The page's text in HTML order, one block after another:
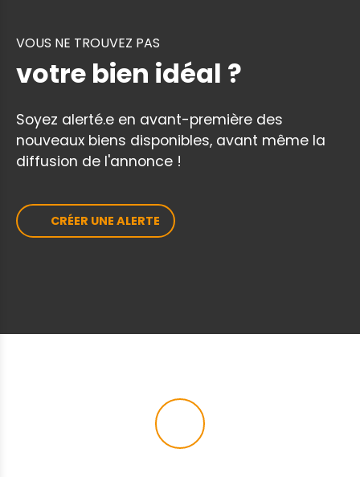
VOUS NE TROUVEZ PAS
votre bien idéal ?
Soyez alerté.e en avant-première des
nouveaux biens disponibles, avant même la
diffusion de l'annonce !
CRÉER UNE ALERTE